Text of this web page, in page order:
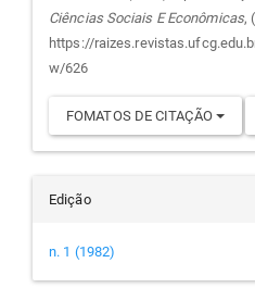
artigo
Ciências Sociais E Econômicas,
https://
w/626
FOMATOS DE CITAÇÃO
Edição
n. 1 (1982)